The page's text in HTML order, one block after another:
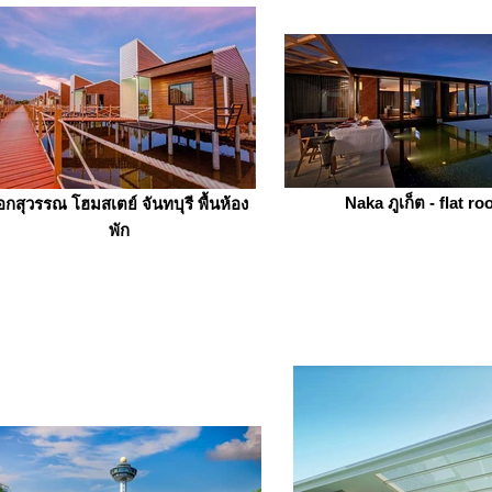
กสุวรรณ โฮมสเตย์ จันทบุรี พื้นห้อง
พัก
Naka ภูเก็ต - flat